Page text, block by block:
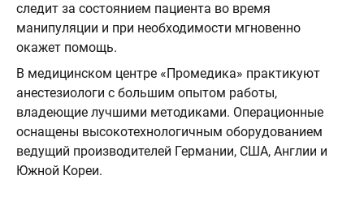
следит за состоянием пациента во время
манипуляции и при необходимости мгновенно
окажет помощь.
В медицинском центре «Промедика» практикуют
анестезиологи с большим опытом работы,
владеющие лучшими методиками. Операционные
оснащены высокотехнологичным оборудованием
ведущий производителей Германии, США, Англии и
Южной Кореи.